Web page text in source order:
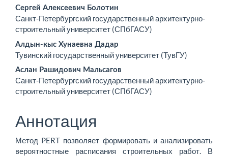
Основное
содержимое
статьи
Сергей Алексеевич Болотин
Санкт-Петербургский государственный архитектурно-
строительный университет (СПбГАСУ)
Алдын-кыс Хунаевна Дадар
Тувинский государственный университет (ТувГУ)
Аслан Рашидович Мальсагов
Санкт-Петербургский государственный архитектурно-
строительный университет (СПбГАСУ)
Аннотация
Метод PERT позволяет формировать и анализировать
вероятностные расписания строительных работ. В